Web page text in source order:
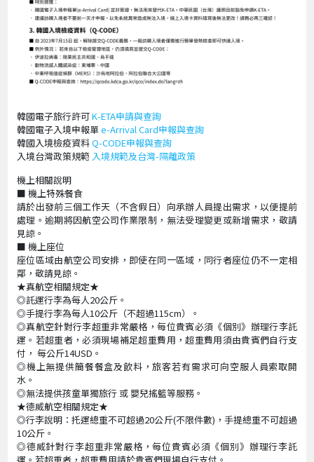
韓國電子旅行許可K-ETA申請與查詢
韓國電子入境申報單e-Arrival Card申報與查詢
韓國入境檢疫資料Q-CODE申報與查詢
入境台灣政策規範 入境規範及台灣-隔離政策
機上相關說明
■ 機上特殊餐食
請於出發前三個工作天（不含假日）向承辦人員提出需求，以便提前
處理。逾期將因航空公司作業限制，無法受理變更或新增需求，敬請
見諒。
■ 機上座位
座位區域由航空公司安排，即使在同一區域，同行者座位仍不一定相
鄰，敬請見諒。
★真航空相關規定★
◎託運行李為每人20公斤。
◎手提行李為每人10公斤（不超過115cm）。
◎真航空針對行李超重非常嚴格，每位貴賓必須《個別》辦理行李託
運。若超重者，必須現場補足超重費用，超重費用須由貴賓們自行支
付， 每公斤14USD。
◎機上無提供簡餐餐盒及飲料，旅客若有需求可向空服人員索取開
水。
◎無法提供孩童單獨旅行 或 嬰兒搖籃等服務。
★德威航空相關規定★
◎行李說明：托運總重不可超過20公斤(不限件數)，手提總重不可超過
10公斤。
◎德威針對行李超重非常嚴格，每位貴賓必須《個別》辦理行李託